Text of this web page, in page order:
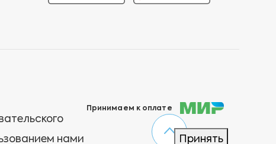
Принимаем к оплате
нами
Принять